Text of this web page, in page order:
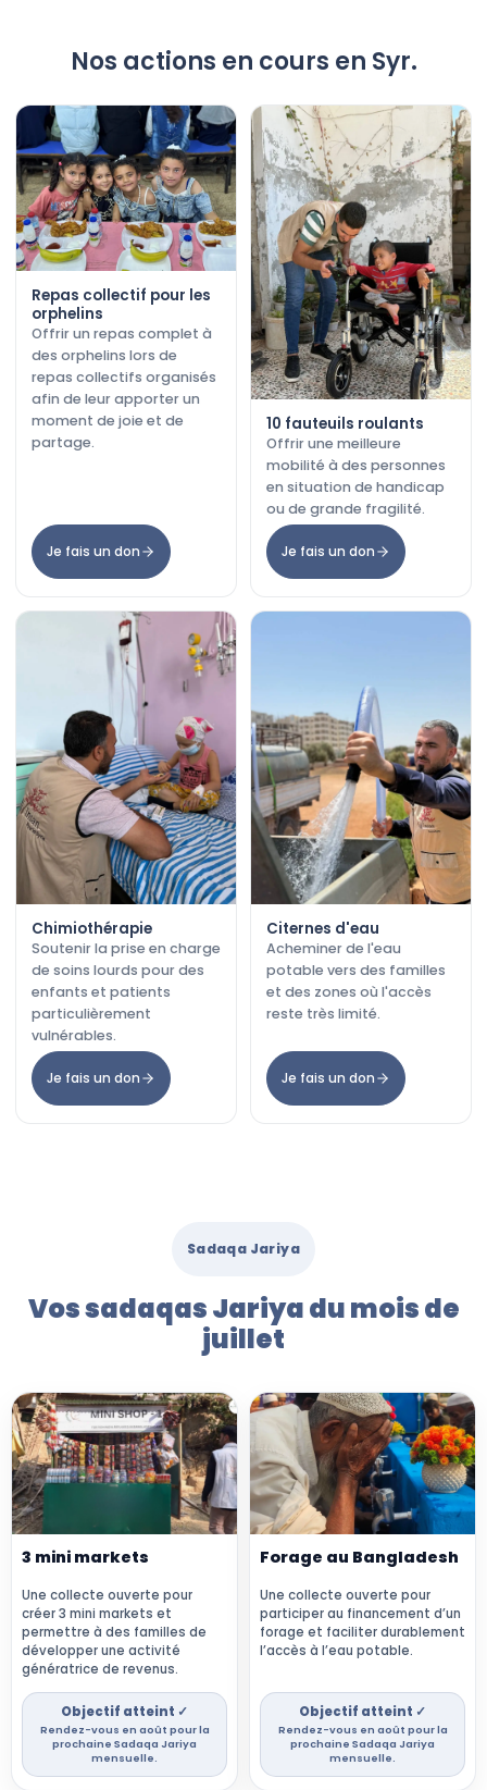
Nos actions en cours en Syr.
Repas collectif pour les
orphelins
Offrir un repas complet à
des orphelins lors de
repas collectifs organisés
afin de leur apporter un
moment de joie et de
partage.
Je fais un don
10 fauteuils roulants
Offrir une meilleure
mobilité à des personnes
en situation de handicap
ou de grande fragilité.
Je fais un don
Chimiothérapie
Soutenir la prise en charge
de soins lourds pour des
enfants et patients
particulièrement
vulnérables.
Je fais un don
Citernes d'eau
Acheminer de l'eau
potable vers des familles
et des zones où l'accès
reste très limité.
Je fais un don
Sadaqa Jariya
Vos sadaqas Jariya du mois de
juillet
3 mini markets
Une collecte ouverte pour
créer 3 mini markets et
permettre à des familles de
développer une activité
génératrice de revenus.
Objectif atteint ✓
Rendez-vous en août pour la
prochaine Sadaqa Jariya
mensuelle.
Forage au Bangladesh
Une collecte ouverte pour
participer au financement d’un
forage et faciliter durablement
l’accès à l’eau potable.
Objectif atteint ✓
Rendez-vous en août pour la
prochaine Sadaqa Jariya
mensuelle.